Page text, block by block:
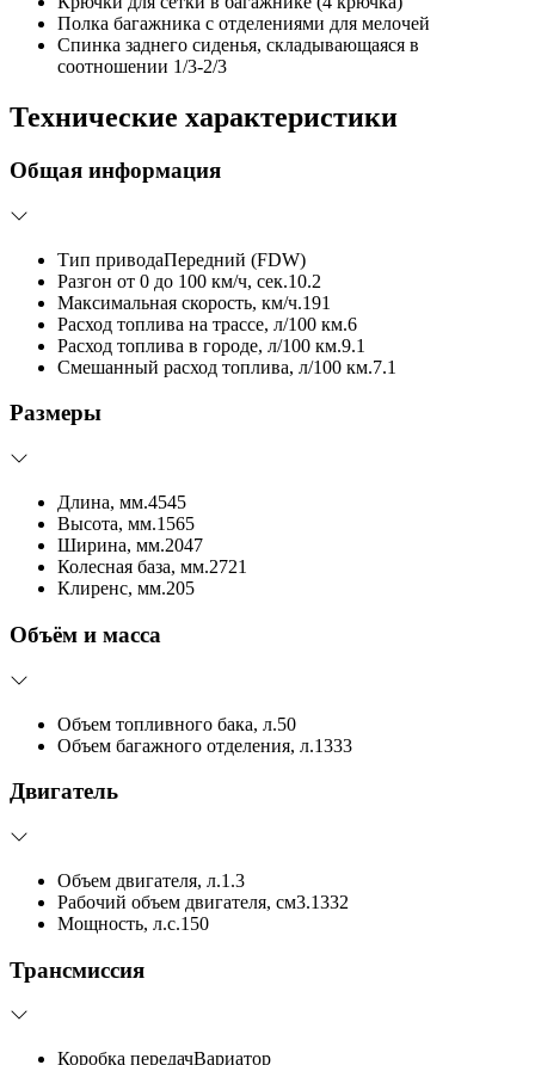
Полка багажника с отделениями для мелочей
Спинка заднего сиденья, складывающаяся в
соотношении 1/3-2/3
Технические характеристики
Общая информация
Тип приводаПередний (FDW)
Разгон от 0 до 100 км/ч, сек.10.2
Максимальная скорость, км/ч.191
Расход топлива на трассе, л/100 км.6
Расход топлива в городе, л/100 км.9.1
Смешанный расход топлива, л/100 км.7.1
Размеры
Длина, мм.4545
Высота, мм.1565
Ширина, мм.2047
Колесная база, мм.2721
Клиренс, мм.205
Объём и масса
Объем топливного бака, л.50
Объем багажного отделения, л.1333
Двигатель
Объем двигателя, л.1.3
Рабочий объем двигателя, см3.1332
Мощность, л.с.150
Трансмиссия
Коробка передачВариатор